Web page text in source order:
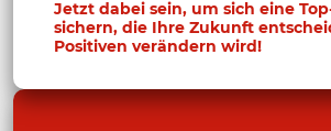
Jetzt dabei sein, um sich eine
sichern, die Ihre Zukunft
Positiven verändern wird!